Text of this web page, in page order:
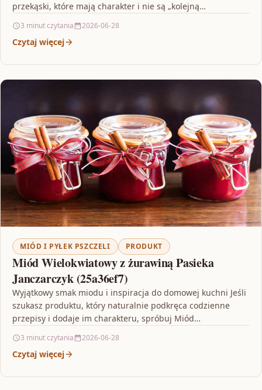
przekąski, które mają charakter i nie są „kolejną…
3 minut czytania 2026-06-28
Czytaj więcej
MIÓD I PYŁEK PSZCZELI PRODUKT
Miód Wielokwiatowy z żurawiną Pasieka
Janczarczyk (25a36ef7)
Wyjątkowy smak miodu i inspiracja do domowej kuchni Jeśli
szukasz produktu, który naturalnie podkręca codzienne
przepisy i dodaje im charakteru, spróbuj Miód
3 minut czytania 2026-06-28
Czytaj więcej